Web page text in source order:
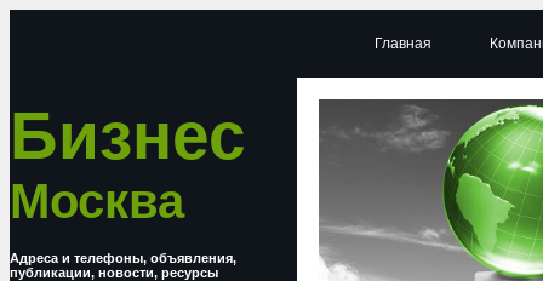
Бизнес
Москва
Адреса и телефоны, объявления,
публикации, новости, ресурсы
Главная